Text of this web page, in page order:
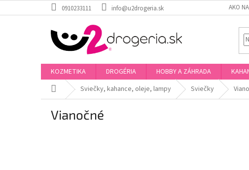
na
0910233111 info@u2drogeria.sk AKO
KOZMETIKA DROGÉRIA HOBBY A ZÁHRADA
DomovSviečky, kahance, oleje, lampy Sviečky
Vianočné